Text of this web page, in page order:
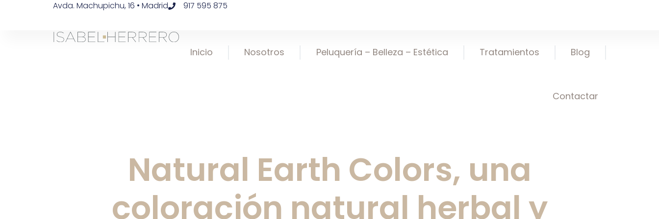
Avda. Machupichu, 16 • Madrid 917 595 875
Inicio Nosotros Peluquería – Belleza – Estética Tratamientos Blog
Contactar
Natural Earth Colors, una
coloración natural herbal y